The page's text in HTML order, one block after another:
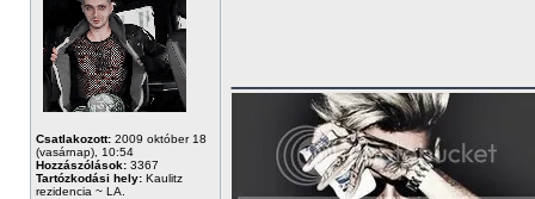
Csatlakozott: 2009 október 18
(vasárnap), 10:54
Hozzászólások: 3367
Tartózkodási hely: Kaulitz
rezidencia ~ LA.